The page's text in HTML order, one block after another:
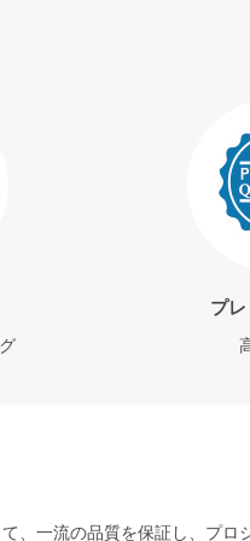
プ
、一流の品質を保証し、プロ